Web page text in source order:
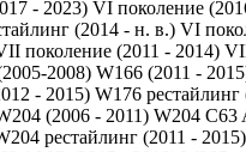
- 2023) VI поколение
(2014 - н. в.) VI
поколение (2011 - 2014)
2008) W166 (2011 -
- 2015) W176
(2006 - 2011) W204 C63
рестайлинг (2011 - 2015)